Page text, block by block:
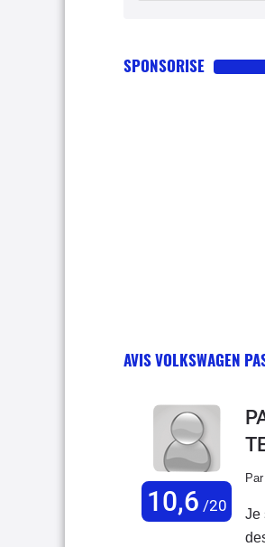
SPONSORISE
AVIS VOLKSWAGEN
10,6 /20
Par
Je